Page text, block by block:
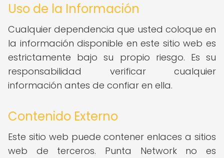
Uso de la Información
Cualquier dependencia que usted coloque en
la información disponible en este sitio web es
estrictamente bajo su propio riesgo. Es su
responsabilidad verificar cualquier
información antes de confiar en ella.
Contenido Externo
Este sitio web puede contener enlaces a sitios
web de terceros. Punta Network no es